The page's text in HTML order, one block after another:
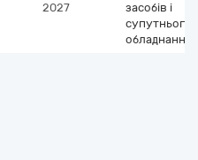
2027
засобів і
супутнього
обладнання